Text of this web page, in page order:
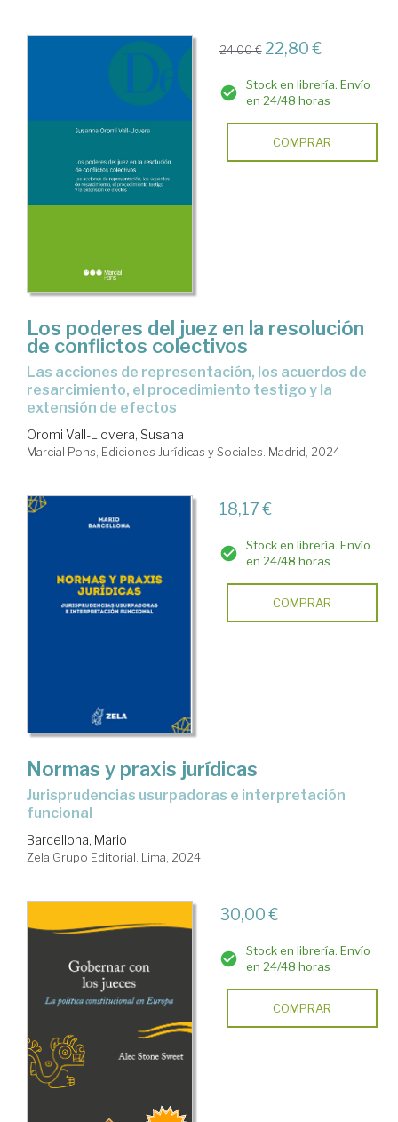
24,00 € 22,80 €
Stock en librería. Envío
en 24/48 horas
COMPRAR
Los poderes del juez en la resolución
de conflictos colectivos
las acciones de representación, los acuerdos de
resarcimiento, el procedimiento testigo y la
extensión de efectos
Oromi Vall-Llovera, Susana
Marcial Pons, Ediciones Jurídicas y Sociales. Madrid, 2024
18,17 €
Stock en librería. Envío
en 24/48 horas
COMPRAR
Normas y praxis jurídicas
jurisprudencias usurpadoras e interpretación
funcional
Barcellona, Mario
Zela Grupo Editorial. Lima, 2024
30,00 €
Stock en librería. Envío
en 24/48 horas
COMPRAR